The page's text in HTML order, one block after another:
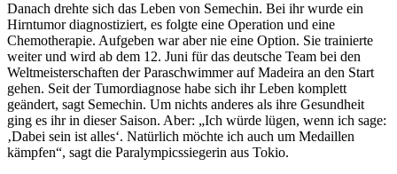
Danach drehte sich das Leben von Semechin. Bei ihr wurde ein
Hirntumor diagnostiziert, es folgte eine Operation und eine
Chemotherapie. Aufgeben war aber nie eine Option. Sie trainierte
weiter und wird ab dem 12. Juni für das deutsche Team bei den
Weltmeisterschaften der Paraschwimmer auf Madeira an den Start
gehen. Seit der Tumordiagnose habe sich ihr Leben komplett
geändert, sagt Semechin. Um nichts anderes als ihre Gesundheit
ging es ihr in dieser Saison. Aber: „Ich würde lügen, wenn ich sage:
‚Dabei sein ist alles‘. Natürlich möchte ich auch um Medaillen
kämpfen“, sagt die Paralympicssiegerin aus Tokio.